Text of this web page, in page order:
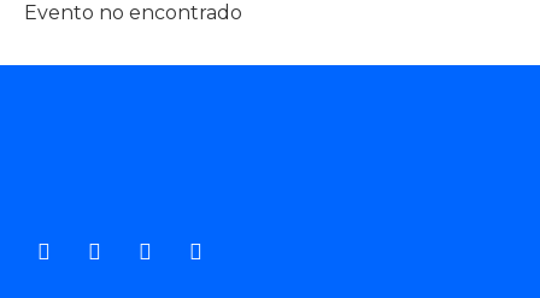
Evento no encontrado